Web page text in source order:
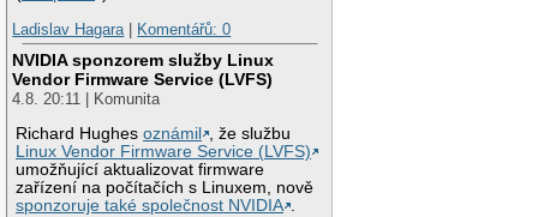
Ladislav Hagara
Komentářů: 0
NVIDIA sponzorem služby Linux
Vendor Firmware Service (LVFS)
4.8. 20:11 | Komunita
Richard Hughesoznámil
, že službu
Linux Vendor Firmware Service (LVFS)
umožňující aktualizovat firmware
zařízení na počítačích s Linuxem, nově
sponzoruje také společnost NVIDIA .